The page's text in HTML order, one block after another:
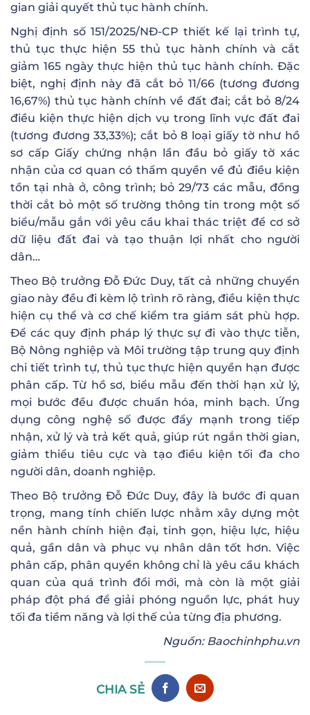
gian giải quyết thủ tục hành chính.
Nghị định số 151/2025/NĐ-CP thiết kế lại trình tự,
thủ tục thực hiện 55 thủ tục hành chính và cắt
giảm 165 ngày thực hiện thủ tục hành chính. Đặc
biệt, nghị định này đã cắt bỏ 11/66 (tương đương
16,67%) thủ tục hành chính về đất đai; cắt bỏ 8/24
điều kiện thực hiện dịch vụ trong lĩnh vực đất đai
(tương đương 33,33%); cắt bỏ 8 loại giấy tờ như hồ
sơ cấp Giấy chứng nhận lần đầu bỏ giấy tờ xác
nhận của cơ quan có thẩm quyền về đủ điều kiện
tồn tại nhà ở, công trình; bỏ 29/73 các mẫu, đồng
thời cắt bỏ một số trường thông tin trong một số
biểu/mẫu gắn với yêu cầu khai thác triệt để cơ sở
dữ liệu đất đai và tạo thuận lợi nhất cho người
dân…
Theo Bộ trưởng Đỗ Đức Duy, tất cả những chuyển
giao này đều đi kèm lộ trình rõ ràng, điều kiện thực
hiện cụ thể và cơ chế kiểm tra giám sát phù hợp.
Để các quy định pháp lý thực sự đi vào thực tiễn,
Bộ Nông nghiệp và Môi trường tập trung quy định
chi tiết trình tự, thủ tục thực hiện quyền hạn được
phân cấp. Từ hồ sơ, biểu mẫu đến thời hạn xử lý,
mọi bước đều được chuẩn hóa, minh bạch. Ứng
dụng công nghệ số được đẩy mạnh trong tiếp
nhận, xử lý và trả kết quả, giúp rút ngắn thời gian,
giảm thiểu tiêu cực và tạo điều kiện tối đa cho
người dân, doanh nghiệp.
Theo Bộ trưởng Đỗ Đức Duy, đây là bước đi quan
trọng, mang tính chiến lược nhằm xây dựng một
nền hành chính hiện đại, tinh gọn, hiệu lực, hiệu
quả, gần dân và phục vụ nhân dân tốt hơn. Việc
phân cấp, phân quyền không chỉ là yêu cầu khách
quan của quá trình đổi mới, mà còn là một giải
pháp đột phá để giải phóng nguồn lực, phát huy
tối đa tiềm năng và lợi thế của từng địa phương.
Nguồn: Baochinhphu.vn
CHIA SẺ